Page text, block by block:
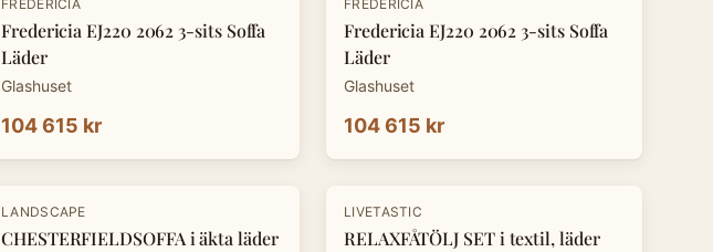
FREDERICIA
Fredericia EJ220 2062 3-sits Soffa
Läder
Glashuset
104 615 kr
FREDERICIA
Fredericia EJ220 2062 3-sits Soffa
Läder
Glashuset
104 615 kr
- 25%
LANDSCAPE
CHESTERFIELDSOFFA i äkta läder
LIVETASTIC
RELAXFÅTÖLJ SET i textil, läder